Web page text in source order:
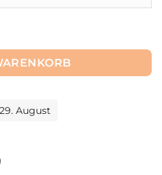
in 9 Größen Menge
August